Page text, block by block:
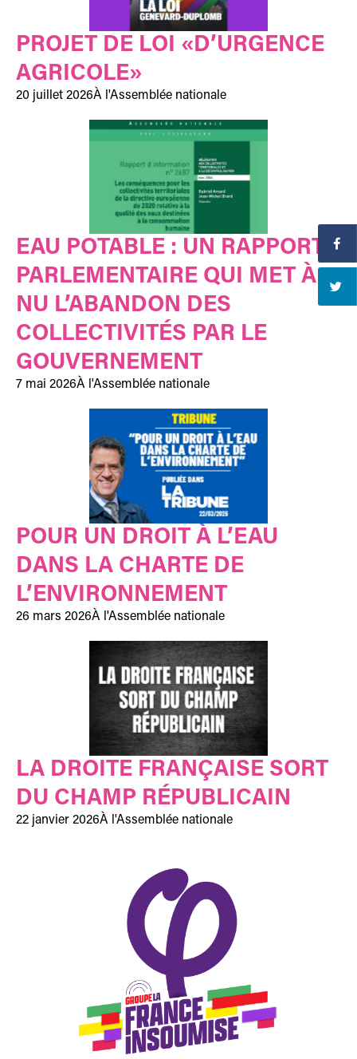
PROJET DE LOI «D’URGENCE
AGRICOLE»
20 juillet 2026À l'Assemblée nationale
EAU POTABLE : UN RAPPORT
PARLEMENTAIRE QUI MET À
NU L’ABANDON DES
COLLECTIVITÉS PAR LE
GOUVERNEMENT
7 mai 2026À l'Assemblée nationale
POUR UN DROIT À L’EAU
DANS LA CHARTE DE
L’ENVIRONNEMENT
26 mars 2026À l'Assemblée nationale
LA DROITE FRANÇAISE SORT
DU CHAMP RÉPUBLICAIN
22 janvier 2026À l'Assemblée nationale